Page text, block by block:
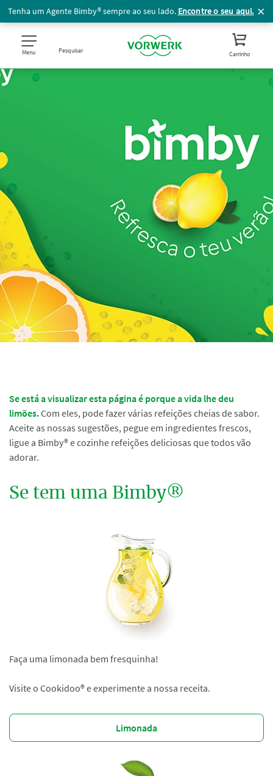
Tenha um Agente Bimby® sempre ao seu lado. Encontre o seu aqui.
Menu Pesquisar Carrinho
Se está a visualizar esta página é porque a vida lhe deu
limões.Com eles, pode fazer várias refeições cheias de sabor.
Aceite as nossas sugestões, pegue em ingredientes frescos,
ligue a Bimby® e cozinhe refeições deliciosas que todos vão
adorar.
Se tem uma Bimby®️
Faça uma limonada bem fresquinha!
Visite o Cookidoo® e experimente a nossa receita.
Limonada